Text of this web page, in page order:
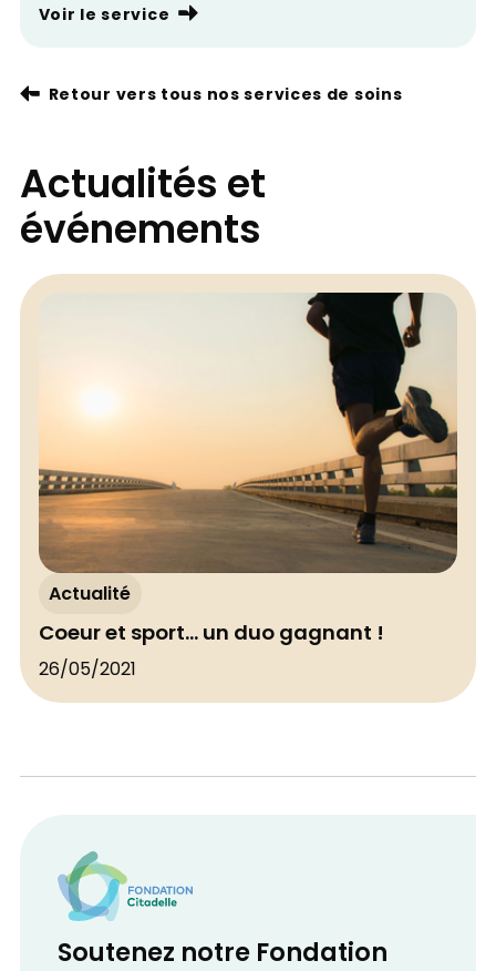
Voir le service
Retour vers tous nos services de soins
Actualités et
événements
Actualité
Coeur et sport... un duo gagnant !
26/05/2021
Soutenez notre Fondation